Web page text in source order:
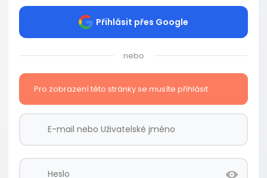
Přihlásit přes Google
nebo
Pro zobrazení této stránky se musíte přihlásit